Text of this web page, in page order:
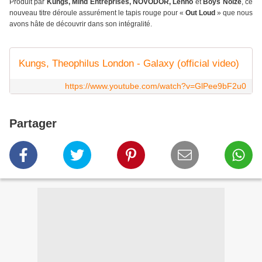
Produit par Kungs, Mind Entreprises, NOVODOR, Lenno et Boys Noize, ce
nouveau titre déroule assurément le tapis rouge pour « Out Loud » que nous
avons hâte de découvrir dans son intégralité.
Kungs, Theophilus London - Galaxy (official video)
https://www.youtube.com/watch?v=GlPee9bF2u0
Partager